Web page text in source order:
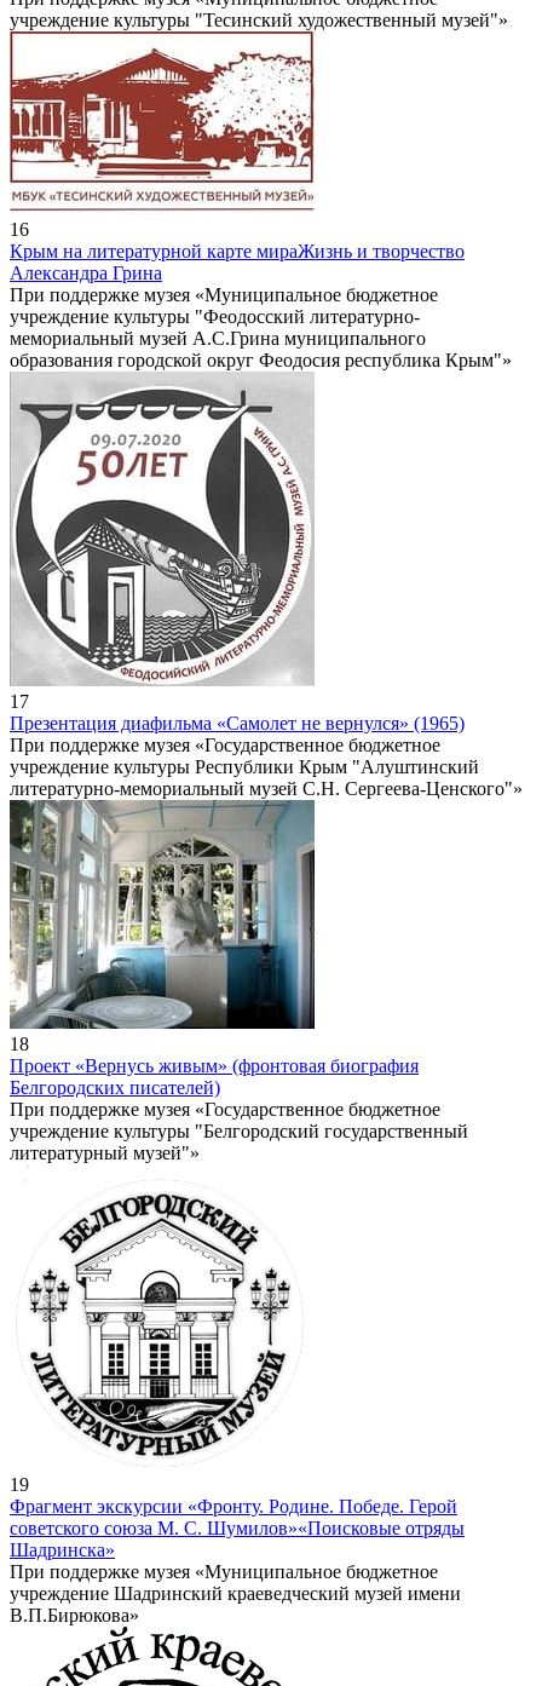
учреждение культуры "Тесинский художественный музей"»
16
Крым на литературной карте мираЖизнь и творчество
Александра Грина
При поддержке музея «Муниципальное бюджетное
учреждение культуры "Феодосский литературно-
мемориальный музей А.С.Грина муниципального
образования городской округ Феодосия республика Крым"»
17
Презентация диафильма «Самолет не вернулся» (1965)
При поддержке музея «Государственное бюджетное
учреждение культуры Республики Крым "Алуштинский
литературно-мемориальный музей С.Н. Сергеева-Ценского"»
18
Проект «Вернусь живым» (фронтовая биография
Белгородских писателей)
При поддержке музея «Государственное бюджетное
учреждение культуры "Белгородский государственный
литературный музей"»
19
Фрагмент экскурсии «Фронту. Родине. Победе. Герой
советского союза М. С. Шумилов»«Поисковые отряды
Шадринска»
При поддержке музея «Муниципальное бюджетное
учреждение Шадринский краеведческий музей имени
В.П.Бирюкова»